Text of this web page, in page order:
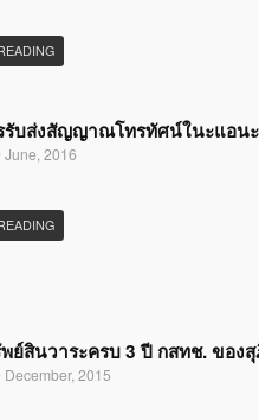
รับส่งสัญญาณโทรทัศน์ในะแอน
June, 2016
ย์สินวาระครบ 3 ปี กสทช. ขอ
2015